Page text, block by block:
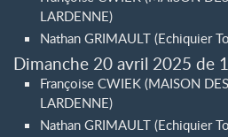
LARDENNE)
Nathan GRIMAULT (Echiquier
Dimanche 20 avril 2025 de
Françoise CWIEK (MAISON
LARDENNE)
Nathan GRIMAULT (Echiquier